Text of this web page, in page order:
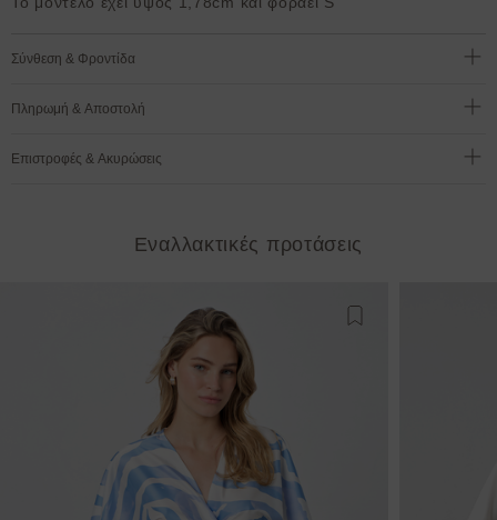
Σύνθεση & Φροντίδα
Πληρωμή & Αποστολή
Επιστροφές & Ακυρώσεις
Εναλλακτικές προτάσεις
Προσθήκη στη